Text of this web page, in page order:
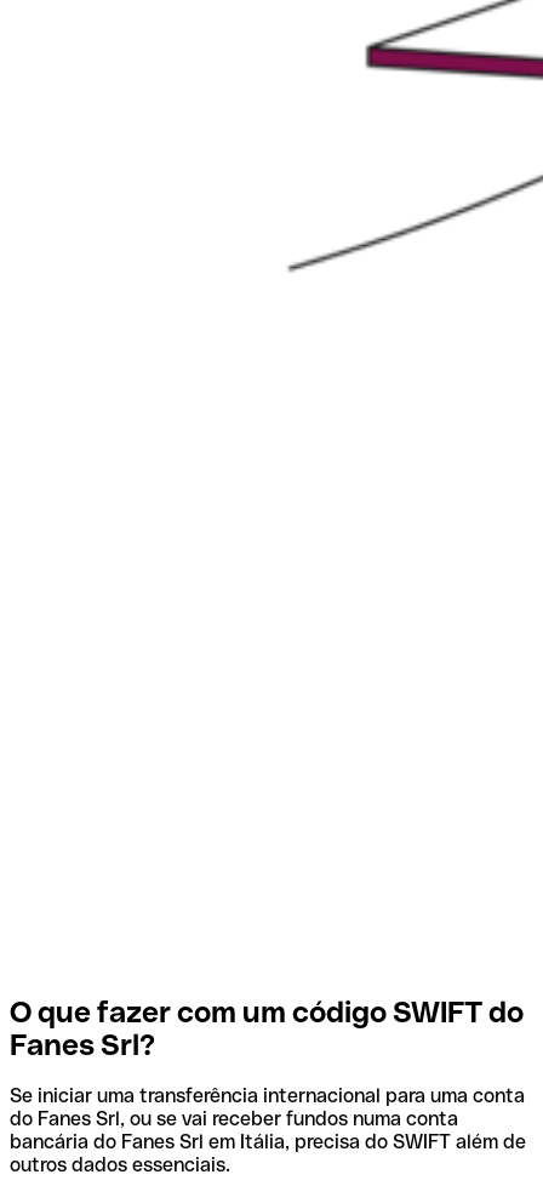
O que fazer com um código SWIFT do
Fanes Srl?
Se iniciar uma transferência internacional para uma conta
do Fanes Srl, ou se vai receber fundos numa conta
bancária do Fanes Srl em Itália, precisa do SWIFT além de
outros dados essenciais.